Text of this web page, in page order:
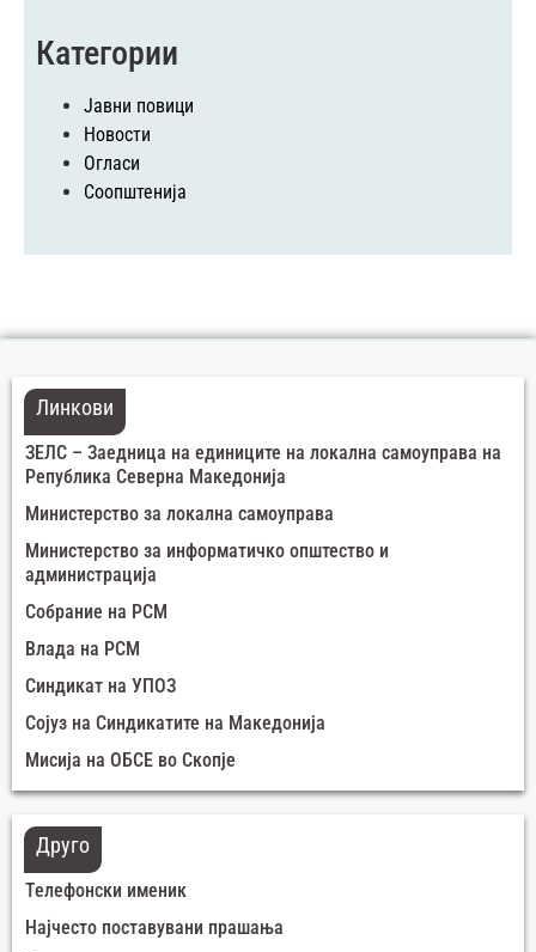
Категории
Јавни повици
Новости
Огласи
Соопштенија
Линкови
ЗЕЛС – Заедница на единиците на локална самоуправа на
Република Северна Македонија
Министерство за локална самоуправа
Министерство за информатичко општество и
администрација
Собрание на РСМ
Влада на РСМ
Синдикат на УПОЗ
Сојуз на Синдикатите на Македонија
Мисија на ОБСЕ во Скопје
Друго
Телефонски именик
Најчесто поставувани прашања